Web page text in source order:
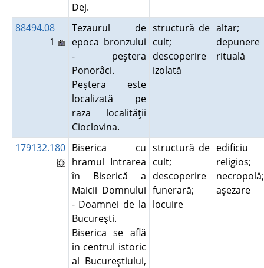
Dej.
88494.08
1
Tezaurul de
epoca bronzului
- peştera
Ponorâci.
Peştera este
localizată pe
raza localităţii
Cioclovina.
structură de
cult;
descoperire
izolată
altar;
depunere
rituală
179132.180 Biserica cu
hramul Intrarea
în Biserică a
Maicii Domnului
- Doamnei de la
Bucureşti.
Biserica se află
în centrul istoric
al Bucureştiului,
structură de
cult;
descoperire
funerară;
locuire
edificiu
religios;
necropolă;
aşezare